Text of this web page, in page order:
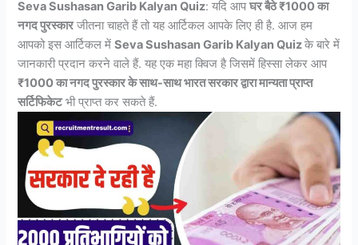
Seva Sushasan Garib Kalyan Quiz: यदि आपघर बैठे ₹1000 का
नगद पुरस्कारजीतना चाहते हैं तो यह आर्टिकल आपके लिए ही है. आज हम
आपको इस आर्टिकल मेंSeva Sushasan Garib Kalyan Quizके बारे में
जानकारी प्रदान करने वाले हैं. यह एक महा क्विज है जिसमें हिस्सा लेकर आप
₹1000 का नगद पुरस्कार के साथ-साथ भारत सरकार द्वारा मान्यता प्राप्त
सर्टिफिकेटभी प्राप्त कर सकते हैं.